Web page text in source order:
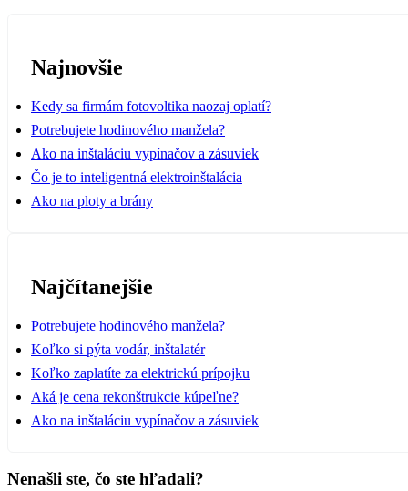
Najnovšie
Kedy sa firmám fotovoltika naozaj oplatí?
Potrebujete hodinového manžela?
Ako na inštaláciu vypínačov a zásuviek
Čo je to inteligentná elektroinštalácia
Ako na ploty a brány
Najčítanejšie
Potrebujete hodinového manžela?
Koľko si pýta vodár, inštalatér
Koľko zaplatíte za elektrickú prípojku
Aká je cena rekonštrukcie kúpeľne?
Ako na inštaláciu vypínačov a zásuviek
Nenašli ste, čo ste hľadali?